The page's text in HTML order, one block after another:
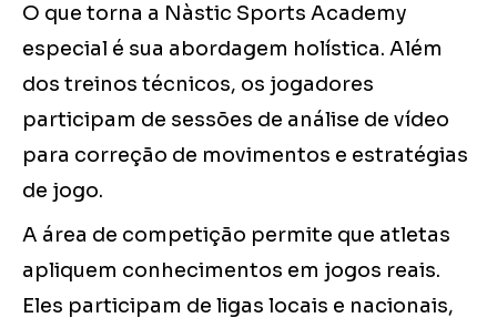
O que torna a Nàstic Sports Academy
especial é sua abordagem holística. Além
dos treinos técnicos, os jogadores
participam de sessões de análise de vídeo
para correção de movimentos e estratégias
de jogo.
A área de competição permite que atletas
apliquem conhecimentos em jogos reais.
Eles participam de ligas locais e nacionais,